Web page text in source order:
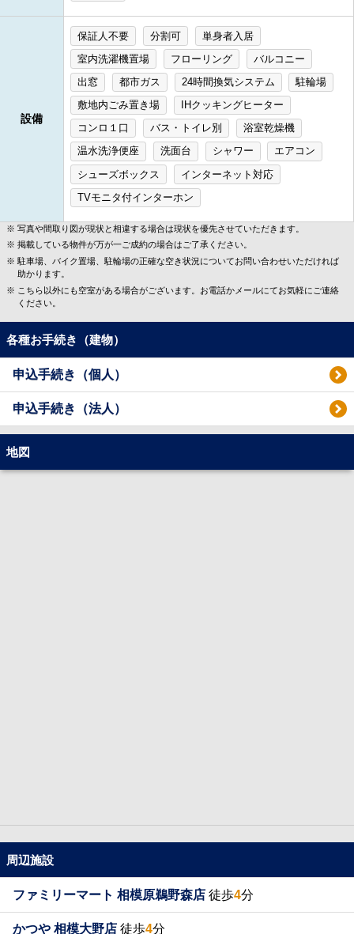
設備
保証人不要 分割可
単身者入居
室内洗濯機置場
フローリング
バルコニー
出窓
都市ガス 24時間換気システム
駐輪場
敷地内ごみ置き場
IHクッキングヒーター
コンロ１口
バス・トイレ別
浴室乾燥機
温水洗浄便座
洗面台 シャワー
エアコン
シューズボックス
インターネット対応
TVモニタ付インターホン
写真や間取り図が現状と相違する場合は現状を優先させていただきます。
掲載している物件が万が一ご成約の場合はご了承ください。
駐車場、バイク置場、駐輪場の正確な空き状況についてお問い合わせいただければ
助かります。
こちら以外にも空室がある場合がございます。お電話かメールにてお気軽にご連絡
ください。
各種お手続き（建物）
申込手続き（個人）
申込手続き（法人）
地図
周辺施設
ファミリーマート 相模原鵜野森店 徒歩4分
かつや 相模大野店 徒歩4分